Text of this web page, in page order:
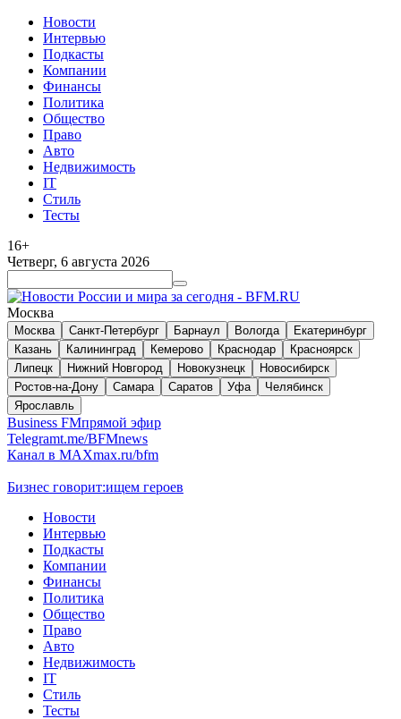
Новости
Интервью
Подкасты
Компании
Финансы
Политика
Общество
Право
Авто
Недвижимость
IT
Стиль
Тесты
16+
Четверг, 6 августа 2026
Москва
Москва Санкт-Петербург Барнаул Вологда
Екатеринбург
Казань
Калининград Кемерово Краснодар
Красноярск
Липецк
Нижний Новгород Новокузнецк
Новосибирск
Ростов-на-Дону
Самара Саратов Уфа
Челябинск
Ярославль
Business FMпрямой эфир
Telegramt.me/BFMnews
Канал в MAXmax.ru/bfm
Бизнес говорит:ищем героев
Новости
Интервью
Подкасты
Компании
Финансы
Политика
Общество
Право
Авто
Недвижимость
IT
Стиль
Тесты